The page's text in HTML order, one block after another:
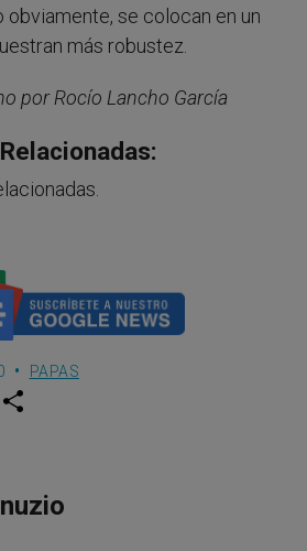
obviamente, se colocan en un
más robustez.
por Rocío Lancho García
PAPAS
w